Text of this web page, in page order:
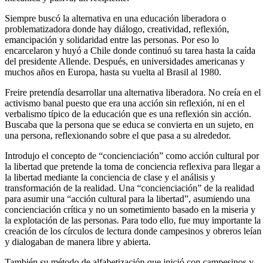
Siempre buscó la alternativa en una educación liberadora o
problematizadora donde hay diálogo, creatividad, reflexión,
emancipación y solidaridad entre las personas. Por eso lo
encarcelaron y huyó a Chile donde continuó su tarea hasta la caída
del presidente Allende. Después, en universidades americanas y
muchos años en Europa, hasta su vuelta al Brasil al 1980.
Freire pretendía desarrollar una alternativa liberadora. No creía en el
activismo banal puesto que era una acción sin reflexión, ni en el
verbalismo típico de la educación que es una reflexión sin acción.
Buscaba que la persona que se educa se convierta en un sujeto, en
una persona, reflexionando sobre el que pasa a su alrededor.
Introdujo el concepto de “concienciación” como acción cultural por
la libertad que pretende la toma de conciencia reflexiva para llegar a
la libertad mediante la conciencia de clase y el análisis y
transformación de la realidad. Una “concienciación” de la realidad
para asumir una “acción cultural para la libertad”, asumiendo una
concienciación crítica y no un sometimiento basado en la miseria y
la explotación de las personas. Para todo ello, fue muy importante la
creación de los círculos de lectura donde campesinos y obreros leían
y dialogaban de manera libre y abierta.